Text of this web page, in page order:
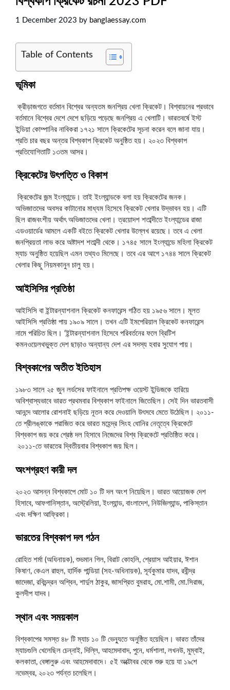
1 December 2023 by banglaessay.com
Table of Contents
ভূমিকা
ক্রীড়াজগতে বর্তমান বিশ্বের অন্যতম জনপ্রিয় খেলা ক্রিকেট। বিশ্বায়নের প্রভাবে
বর্তমানে বিশ্বের দেশে দেশে ছড়িয়ে পড়েছে জনপ্রিয় এ খেলাটি। ভারতবর্ষে ইস্ট
ইন্ডিয়া কোম্পানির নাবিকরা ১৭২১ সালে ক্রিকেটের সূচনা করেন বলে জানা যায়।
প্রতি চার বছর অন্তর বিশ্বকাপ ক্রিকেট অনুষ্ঠিত হয়। ২০২৩ বিশ্বকাপ
প্রতিযোগিতাটি ১৩তম আসর।
ক্রিকেটের উৎপত্তি ও বিকাশ
ক্রিকেটের জন্ম ইংল্যান্ডে। তাই ইংল্যান্ডকে বলা হয় ক্রিকেটের জনক।
অভিজাতদের অবসর কাটানোর মাধ্যম হিসেবে ক্রিকেট খেলার উদ্ভাবন হয়। এটি
ছিল রাজবংশীয় অর্থাৎ অভিজাতদের খেলা। ত্রয়োদশ শতাব্দীতে ইংল্যান্ডের রাজা
এডওয়ার্ডের আমলে একটি বইতে ক্রিকেট খেলার উল্লেখ রয়েছে। তবে এ খেলা
জনপ্রিয়তা লাভ করে অষ্টাদশ শতাব্দী থেকে। ১৭৪৫ সালে ইংল্যান্ডে মহিলা ক্রিকেট
ম্যাচ অনুষ্ঠিত হয়েছিল এমন তথ্যও মিলেছে। তবে এর আগে ১৭৪৪ সালে ক্রিকেট
খেলার কিছু নিয়মকানুন চালু হয়।
আইসিসির প্রতিষ্ঠা
আইসিসি বা ইন্টারন্যাশনাল ক্রিকেট কনফারেন্স গঠিত হয় ১৯৫৬ সালে। মূলত
আইসিসি প্রতিষ্ঠা পায় ১৯০৯ সালে। তখন এটি ইমপেরিয়াল ক্রিকেট কনফারেন্স
নামে পরিচিত ছিল। ‘ইন্টারন্যাশনাল হিসেবে পরিবর্তনের ফলে ব্রিটিশ
কমনওয়েলথভুক্ত দেশ ছাড়াও অন্যান্য দেশ এর সদস্য হবার সুযোগ পায়।
বিশ্বকাপের অতীত ইতিহাস
১৯৮৩ সালে ২৫ জুন লর্ডসের ফাইনালে প্রতিপক্ষ ওয়েস্ট ইন্ডিজকে হারিয়ে
অবিশ্বাস্যভাবে ভারত প্রথমবার বিশ্বকাপ ফাইনালে জিতেছিল। সেই দিন ভারতবাসী
আনন্দে আলোর রোশনাই ছড়িয়ে নূতন করে দেওয়ালি উৎসবে মেতে উঠেছিল। ২০১১-
তে শ্রীলঙ্কাকে পরাজিত করে ভারত মহেন্দ্র সিংহ ধোনির নেতৃত্বে ক্রিকেটে
বিশ্বকাপ জয় করে শ্রেষ্ঠ দল হিসাবে নিজেদের বিশ্ব ক্রিকেটে প্রতিষ্ঠিত করে।
২০১১-তে ভারতের দ্বিতীয়বার বিশ্বকাপ জয় ছিল।
অংশগ্রহণ কারী দল
২০২৩ আসন্ন বিশ্বকাপে মোট ১০ টি দল অংশ নিয়েছিল। ভারত আয়োজক দেশ
হিসাবে, আফগানিস্তান, অস্ট্রেলিয়া, ইংল্যান্ড, বাংলাদেশ, নিউজিল্যান্ড, পাকিস্তান
এবং দক্ষিণ আফ্রিকা।
ভারতের বিশ্বকাপ দল গঠন
রোহিত শর্মা (অধিনায়ক), শুভমান গিল, বিরাট কোহলি, শ্রেয়াস আইয়ার, ঈশান
কিষাণ, কেএল রাহুল, হার্দিক পান্ডিয়া (সহ-অধিনায়ক), সূর্যকুমার যাদব, রবীন্দ্র
জাদেজা, রবিচন্দ্রন অশ্বিন, শার্দুল ঠাকুর, জাসপ্রিত বুমরাহ, মো.শামী, মো.সিরাজ,
কুলদীপ যাদব।
স্থান এবং সময়কাল
বিশ্বকাপের সমস্ত ৪৮ টি ম্যাচ ১০ টি ভেন্যুতে অনুষ্ঠিত হয়েছিল। ভারত তাঁদের
ম্যাচগুলি খেলেছিল চেন্নাই, দিল্লি, আহমেদাবাদ, পুনে, ধর্মশালা, লখনউ, মুম্বাই,
কলকাতা, বেঙ্গালুরু এবং আহমেদাবাদে ৷ ৫ই অক্টোবর থেকে শুরু হয়ে যা ১৯শে
নভেম্বর, ২০২৩ পর্যন্ত চলেছিল।